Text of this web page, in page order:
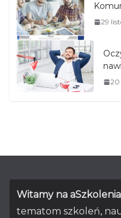
29
20
Witamy na
tematom szkoleń,